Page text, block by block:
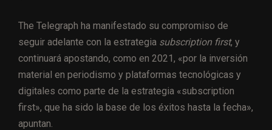
The Telegraph ha manifestado su compromiso de
seguir adelante con la estrategia subscription first, y
continuará apostando, como en 2021, «por la inversión
material en periodismo y plataformas tecnológicas y
digitales como parte de la estrategia «subscription
first», que ha sido la base de los éxitos hasta la fecha»,
apuntan.